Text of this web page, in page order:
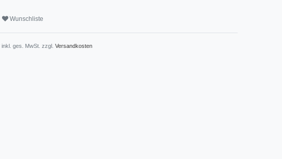
Wunschliste
inkl. ges. MwSt. zzgl. Versandkosten